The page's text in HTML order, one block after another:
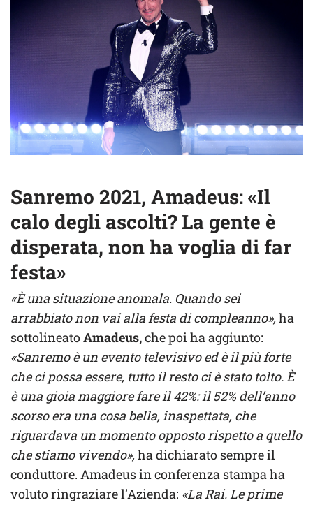
Sanremo 2021, Amadeus: «Il
calo degli ascolti? La gente è
disperata, non ha voglia di far
festa»
«È una situazione anomala. Quando sei
arrabbiato non vai alla festa di compleanno»,ha
sottolineatoAmadeus,che poi ha aggiunto:
«Sanremo è un evento televisivo ed è il più forte
che ci possa essere, tutto il resto ci è stato tolto. È
è una gioia maggiore fare il 42%: il 52% dell’anno
scorso era una cosa bella, inaspettata, che
riguardava un momento opposto rispetto a quello
che stiamo vivendo»,ha dichiarato sempre il
conduttore. Amadeus in conferenza stampa ha
voluto ringraziare l’Azienda: «La Rai. Le prime